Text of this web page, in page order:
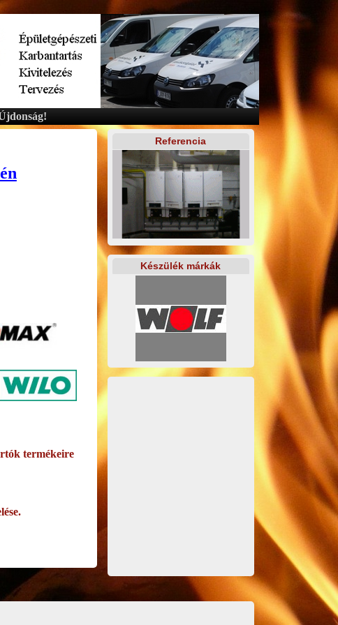
termékeire
Referencia
Készülék márkák